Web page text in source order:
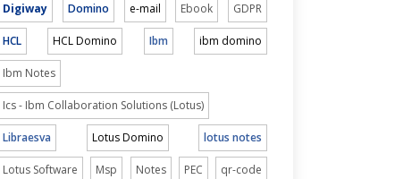
Digiway Domino e-mail Ebook GDPR
HCL HCL Domino Ibm ibm domino
Ibm Notes
Ics - Ibm Collaboration Solutions (Lotus)
Libraesva Lotus Domino lotus notes
Lotus Software Msp Notes PEC qr-code